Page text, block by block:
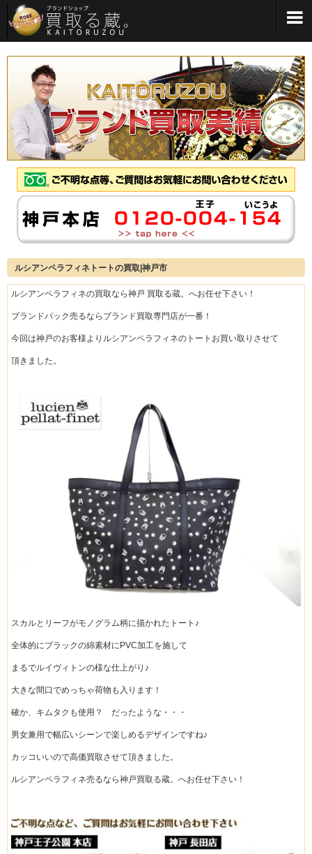
ルシアンペラフィネトートの買取|神戸市
ルシアンペラフィネの買取なら神戸 買取る蔵。へお任せ下さい！
ブランドバック売るならブランド買取専門店が一番！
今回は神戸のお客様よりルシアンペラフィネのトートお買い取りさせて
頂きました。
スカルとリーフがモノグラム柄に描かれたトート♪
全体的にブラックの綿素材にPVC加工を施して
まるでルイヴィトンの様な仕上がり♪
大きな間口でめっちゃ荷物も入ります！
確か、キムタクも使用？ だったような・・・
男女兼用で幅広いシーンで楽しめるデザインですね♪
カッコいいので高価買取させて頂きました。
ルシアンペラフィネ売るなら神戸買取る蔵。へお任せ下さい！